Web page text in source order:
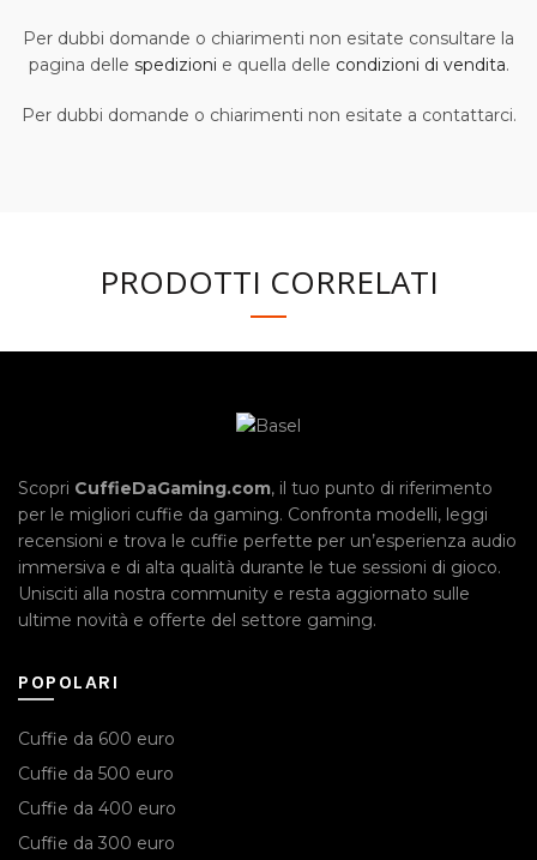
Per dubbi domande o chiarimenti non esitate consultare la
pagina delle spedizioni e quella delle condizioni di vendita.
Per dubbi domande o chiarimenti non esitate a contattarci.
PRODOTTI CORRELATI
Scopri CuffieDaGaming.com, il tuo punto di riferimento
per le migliori cuffie da gaming. Confronta modelli, leggi
recensioni e trova le cuffie perfette per un’esperienza audio
immersiva e di alta qualità durante le tue sessioni di gioco.
Unisciti alla nostra community e resta aggiornato sulle
ultime novità e offerte del settore gaming.
POPOLARI
Cuffie da 600 euro
Cuffie da 500 euro
Cuffie da 400 euro
Cuffie da 300 euro